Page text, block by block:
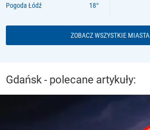
Pogoda Łódź
ZOBACZ WSZYSTKIE MIASTA
Gdańsk - polecane artykuły: